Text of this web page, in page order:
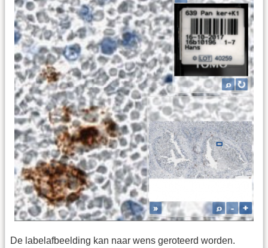
De labelafbeelding kan naar wens geroteerd worden.